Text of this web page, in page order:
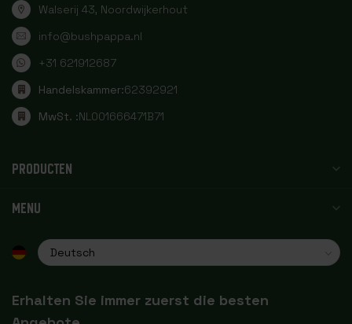
Walserij 43, Noordwijkerhout
info@bushpappa.nl
+31 621912687
Handelskammer:62392921
MwSt. :NL001666471B71
PRODUCTEN
MENU
Erhalten Sie immer zuerst die besten